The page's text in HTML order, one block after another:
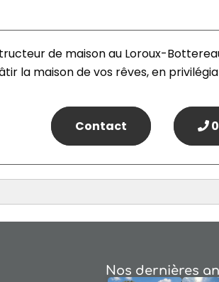
de maison au Loroux-
la maison de vos rêves, en
Contact
Nos dernières